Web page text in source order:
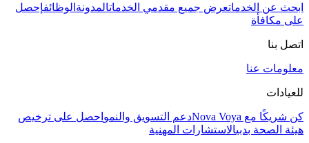
ابحث عن الخدماتعرض جميع مقدمي الخدماتالمدونة الوظائفإحصل
على مكافأة
اتصل بنا
معلومات عنا
للعيادات
كن شريكًا مع Nova Voya دعم التسويق والنمو احصل على ترخيص
هيئة الصحة بدبيالاستشارات المهنية